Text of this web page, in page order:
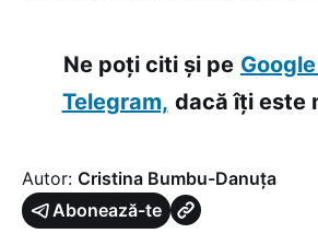
Ne poți citi și pe
Telegram, dacă îți este
Autor: Cristina Bumbu-Danuța
Abonează-te